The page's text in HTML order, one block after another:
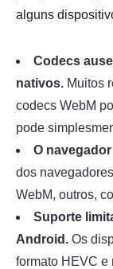
alguns
Codecs
nativos. Muitos
codecs WebM
pode
O
dos
WebM, outros,
Suporte
Android. Os
formato HEVC e